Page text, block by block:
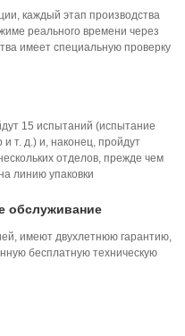
каждый этап производства
реального времени через
имеет специальную проверку
15 испытаний (испытание
т. д.) и, наконец, пройдут
отделов, прежде чем
линию упаковки
обслуживание
имеют двухлетнюю гарантию,
бесплатную техническую